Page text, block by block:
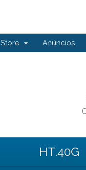
Store Anúncios
HT.40G